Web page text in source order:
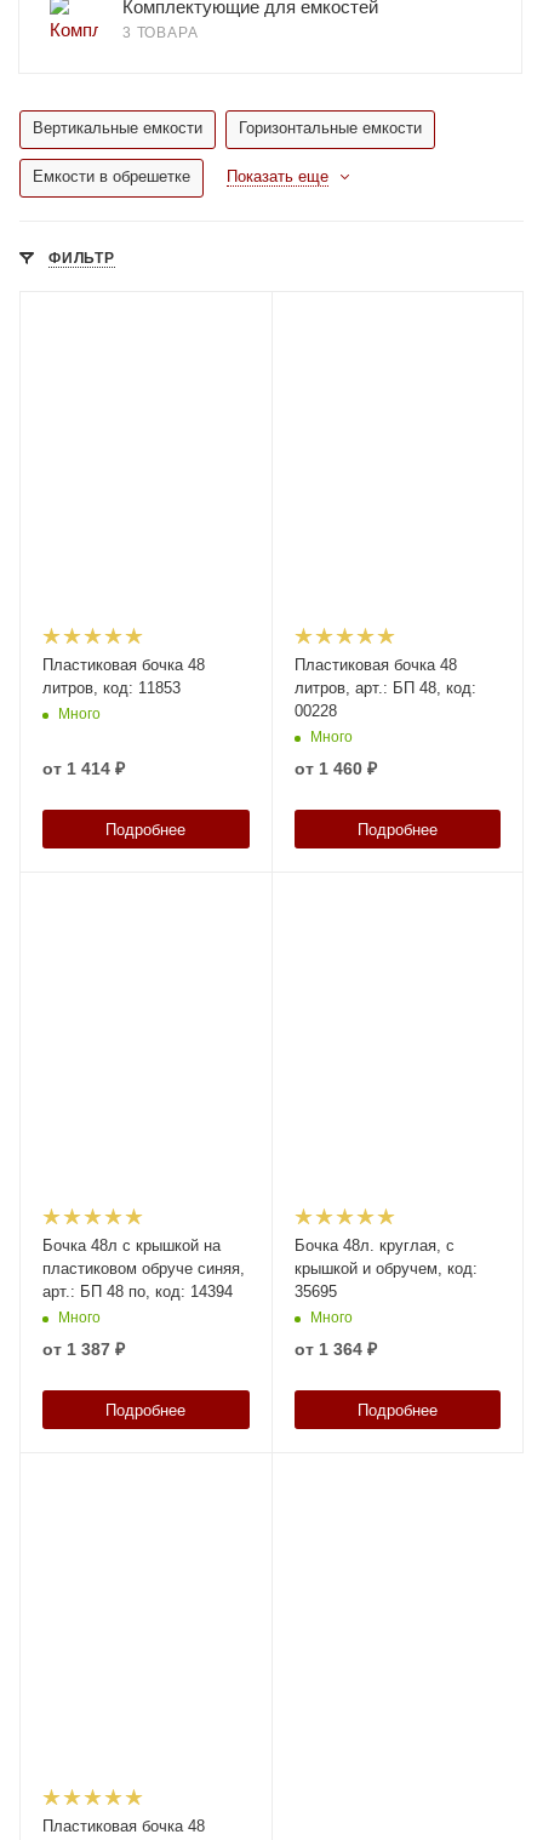
Комплектующие для емкостей
3 ТОВАРА
Вертикальные емкости Горизонтальные емкости
Емкости в обрешетке Показать еще
ФИЛЬТР
Пластиковая бочка 48
литров, код: 11853
Много
от 1 414 ₽
Подробнее
Пластиковая бочка 48
литров, арт.: БП 48, код:
00228
Много
от 1 460 ₽
Подробнее
Бочка 48л с крышкой на
пластиковом обруче синяя,
арт.: БП 48 по, код: 14394
Много
от 1 387 ₽
Подробнее
Бочка 48л. круглая, с
крышкой и обручем, код:
35695
Много
от 1 364 ₽
Подробнее
Пластиковая бочка 48